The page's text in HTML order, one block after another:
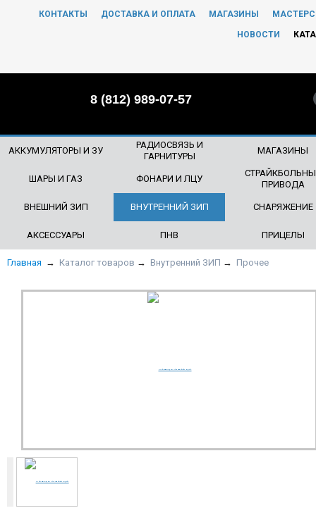
КОНТАКТЫ ДОСТАВКА И ОПЛАТА МАГАЗИНЫ
НОВОСТИ
8 (812) 989-07-57
АККУМУЛЯТОРЫ И ЗУ
РАДИОСВЯЗЬ И
ГАРНИТУРЫ
МАГАЗИНЫ
ШАРЫ И ГАЗ ФОНАРИ И ЛЦУ
ПРИВОДА
ВНЕШНИЙ ЗИП ВНУТРЕННИЙ ЗИП СНАРЯЖЕНИЕ
АКСЕССУАРЫ ПНВ ПРИЦЕЛЫ
Главная → Каталог товаров → Внутренний ЗИП → Прочее
ЧТО БУДЕМ ИСКАТЬ?